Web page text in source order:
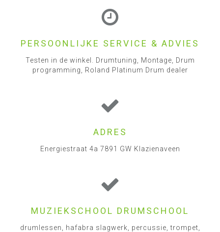
PERSOONLIJKE SERVICE & ADVIES
Testen in de winkel. Drumtuning, Montage, Drum
programming, Roland Platinum Drum dealer
ADRES
Energiestraat 4a 7891 GW Klazienaveen
MUZIEKSCHOOL DRUMSCHOOL
drumlessen, hafabra slagwerk, percussie, trompet,